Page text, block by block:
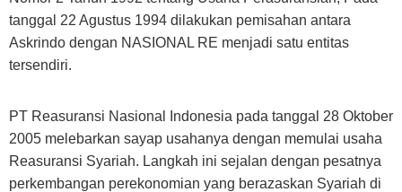
tanggal 22 Agustus 1994 dilakukan pemisahan antara
Askrindo dengan NASIONAL RE menjadi satu entitas
tersendiri.
PT Reasuransi Nasional Indonesia pada tanggal 28 Oktober
2005 melebarkan sayap usahanya dengan memulai usaha
Reasuransi Syariah. Langkah ini sejalan dengan pesatnya
perkembangan perekonomian yang berazaskan Syariah di